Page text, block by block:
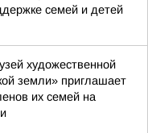
семей и детей
художественной
земли» приглашает
их семей на